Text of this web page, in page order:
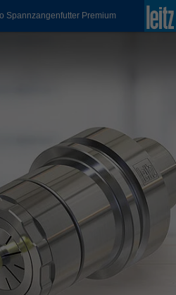
Spannzangenfutter Premium